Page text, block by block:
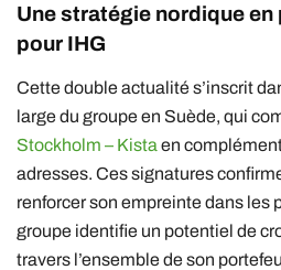
Une stratégie nordique
pour IHG
Cette double actualité s’inscrit
large du groupe en Suède, qui
Stockholm – Kista en
adresses. Ces signatures
renforcer son empreinte dans les
groupe identifie un potentiel de
travers l’ensemble de son